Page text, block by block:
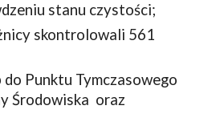
stanu czystości;
skontrolowali 561
do Punktu Tymczasowego
Środowiska oraz